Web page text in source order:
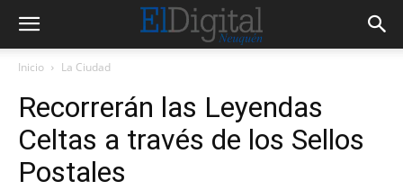
Inicio La Ciudad
Recorrerán las Leyendas
Celtas a través de los Sellos
Postales